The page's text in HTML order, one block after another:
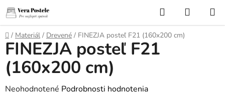
Prejsť
na
obsah
Hľadať
KOŠÍK
Domov
/ Materiál / Drevené / FINEZJA posteľ F21 (160x200 cm)
FINEZJA posteľ F21
(160x200 cm)
Priemerné
Neohodnotené Podrobnosti hodnotenia